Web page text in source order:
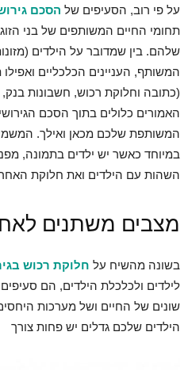
על פי רוב, הסעיפים של הסכם
תחומי החיים המשותפים של בני
שלהם. בין שמדובר על הילדים
המשותף, העניינים הכלכליים
(כתובה וחלוקת רכוש, חשבונות בנק,
האמורים כלולים בתוך הסכם
המשותפת שלכם מכאן ואילך.
במיוחד כאשר יש ילדים בתמונה,
השהות עם הילדים ואת חלוקת
מצבים משתנים
בשונה מהשיח על חלוקת רכוש
לילדים ולכלכלת הילדים, הם
שונים של החיים ושל מערכות
הילדים שלכם גדלים יש פחות צורך